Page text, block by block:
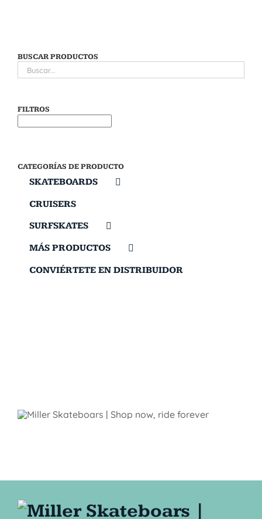
BUSCAR PRODUCTOS
FILTROS
CATEGORÍAS DE PRODUCTO
SKATEBOARDS
CRUISERS
SURFSKATES
MÁS PRODUCTOS
CONVIÉRTETE EN DISTRIBUIDOR